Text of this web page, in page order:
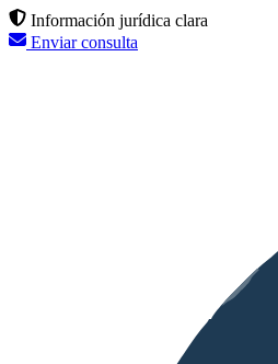
Información jurídica clara
Enviar consulta